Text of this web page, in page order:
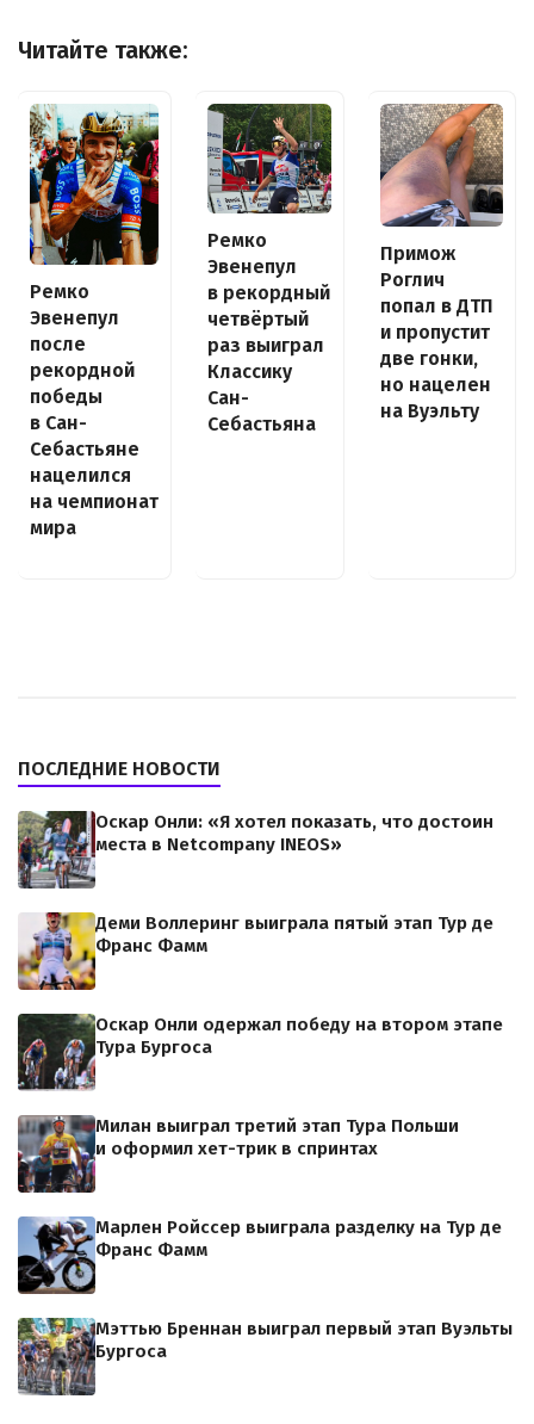
Читайте также:
Ремко
Эвенепул
после
рекордной
победы
в Сан-
Себастьяне
нацелился
на чемпионат
мира
Ремко
Эвенепул
в рекордный
четвёртый
раз выиграл
Классику
Сан-
Себастьяна
Примож
Роглич
попал в ДТП
и пропустит
две гонки,
но нацелен
на Вуэльту
ПОСЛЕДНИЕ НОВОСТИ
Оскар Онли: «Я хотел показать, что достоин
места в Netcompany INEOS»
Деми Воллеринг выиграла пятый этап Тур де
Франс Фамм
Оскар Онли одержал победу на втором этапе
Тура Бургоса
Милан выиграл третий этап Тура Польши
и оформил хет-трик в спринтах
Марлен Ройссер выиграла разделку на Тур де
Франс Фамм
Мэттью Бреннан выиграл первый этап Вуэльты
Бургоса